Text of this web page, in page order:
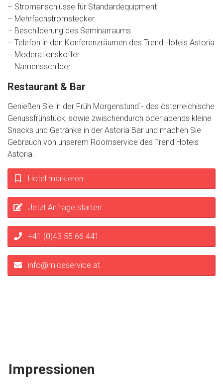
– Stromanschlüsse für Standardequipment
– Mehrfachstromstecker
– Beschilderung des Seminarraums
– Telefon in den Konferenzräumen des Trend Hotels Astoria
– Moderationskoffer
– Namensschilder
Restaurant & Bar
Genießen Sie in der Früh Morgenstund´- das österreichische
Genussfrühstück, sowie zwischendurch oder abends kleine
Snacks und Getränke in der Astoria Bar und machen Sie
Gebrauch von unserem Roomservice des Trend Hotels
Astoria.
Hotel markieren
Jetzt Anfrage starten
+41 (0)43 55 66 441
info@miceservice.at
Impressionen